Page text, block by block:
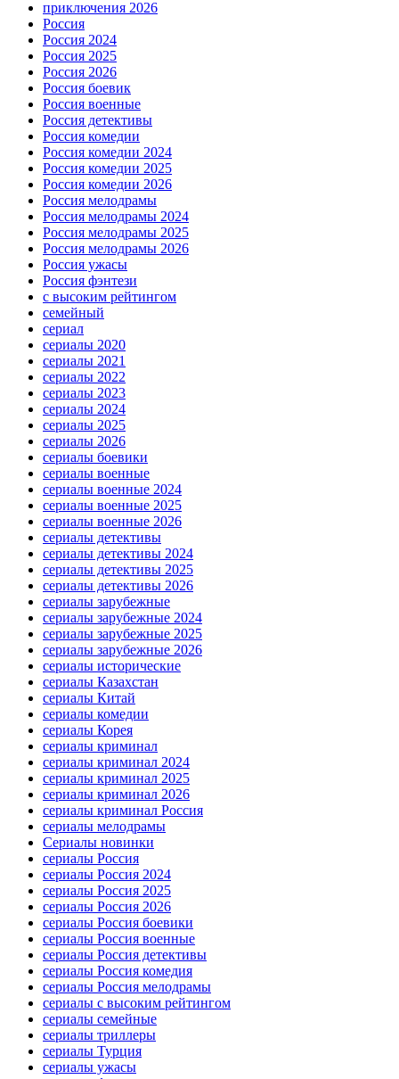
приключения 2026
Россия
Россия 2024
Россия 2025
Россия 2026
Россия боевик
Россия военные
Россия детективы
Россия комедии
Россия комедии 2024
Россия комедии 2025
Россия комедии 2026
Россия мелодрамы
Россия мелодрамы 2024
Россия мелодрамы 2025
Россия мелодрамы 2026
Россия ужасы
Россия фэнтези
с высоким рейтингом
семейный
сериал
сериалы 2020
сериалы 2021
сериалы 2022
сериалы 2023
сериалы 2024
сериалы 2025
сериалы 2026
сериалы боевики
сериалы военные
сериалы военные 2024
сериалы военные 2025
сериалы военные 2026
сериалы детективы
сериалы детективы 2024
сериалы детективы 2025
сериалы детективы 2026
сериалы зарубежные
сериалы зарубежные 2024
сериалы зарубежные 2025
сериалы зарубежные 2026
сериалы исторические
сериалы Казахстан
сериалы Китай
сериалы комедии
сериалы Корея
сериалы криминал
сериалы криминал 2024
сериалы криминал 2025
сериалы криминал 2026
сериалы криминал Россия
сериалы мелодрамы
Сериалы новинки
сериалы Россия
сериалы Россия 2024
сериалы Россия 2025
сериалы Россия 2026
сериалы Россия боевики
сериалы Россия военные
сериалы Россия детективы
сериалы Россия комедия
сериалы Россия мелодрамы
сериалы с высоким рейтингом
сериалы семейные
сериалы триллеры
сериалы Турция
сериалы ужасы